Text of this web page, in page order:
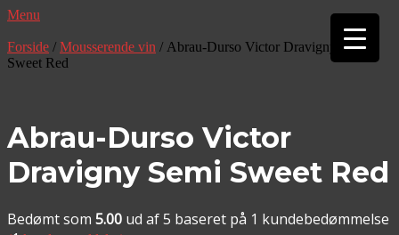
Menu
Forside / Mousserende vin / Abrau-Durso Victor Dravigny Semi
Sweet Red
Abrau-Durso Victor
Dravigny Semi Sweet Red
Bedømt som 5.00 ud af 5 baseret på 1 kundebedømmelse
▼
▼